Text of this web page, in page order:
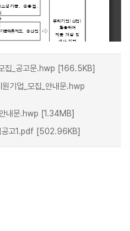
집_공고문.hwp [166.5KB]
원기업_모집_안내문.hwp
안내문.hwp [1.34MB]
공고1.pdf [502.96KB]